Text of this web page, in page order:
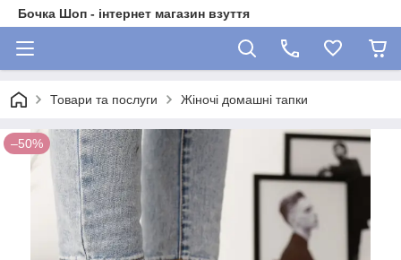
Бочка Шоп - інтернет магазин взуття
Товари та послуги Жіночі домашні тапки
–50%